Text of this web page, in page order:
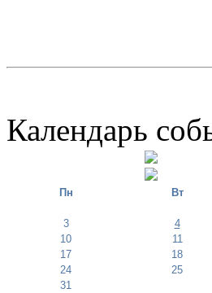
Календарь
Пн Вт
3 4
10
11
17
18
24
25
31